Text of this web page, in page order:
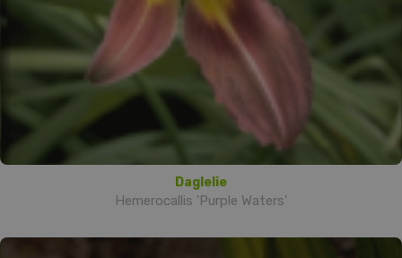
Daglelie
Hemerocallis 'Purple Waters'